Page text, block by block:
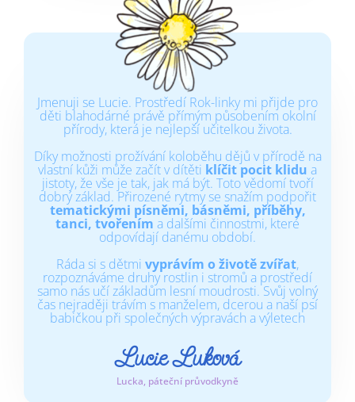
Jmenuji se Lucie. Prostředí Rok-linky mi přijde pro
děti blahodárné právě přímým působením okolní
přírody, která je nejlepší učitelkou života.
Díky možnosti prožívání koloběhu dějů v přírodě na
vlastní kůži může začít v dítěti klíčit pocit klidu a
jistoty, že vše je tak, jak má být. Toto vědomí tvoří
dobrý základ. Přirozené rytmy se snažím podpořit
tematickými písněmi, básněmi, příběhy,
tanci, tvořením a dalšími činnostmi, které
odpovídají danému období.
Ráda si s dětmi vyprávím o životě zvířat,
rozpoznáváme druhy rostlin i stromů a prostředí
samo nás učí základům lesní moudrosti. Svůj volný
čas nejraději trávím s manželem, dcerou a naší psí
babičkou při společných výpravách a výletech
Lucie Luková
Lucka, páteční průvodkyně